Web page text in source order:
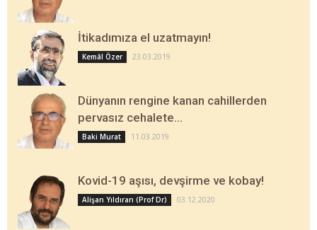
İtikadımıza el uzatmayın!
Kemâl Özer 23.03.2019
Dünyanın rengine kanan cahillerden
pervasız cehalete…
Baki Murat 11.03.2019
Kovid-19 aşısı, devşirme ve kobay!
Alişan Yıldıran (Prof Dr) 03.12.2020